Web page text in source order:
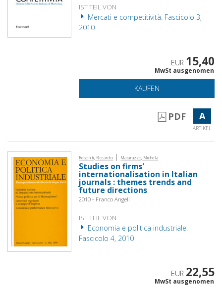
IST TEIL VON
Mercati e competitività. Fascicolo 3,
2010
EUR 15,40
MwSt ausgenomen
KAUFEN
PDF A
ARTIKEL
Resciniti, Riccardo | Matarazzo, Michela
Studies on firms'
internationalisation in Italian
journals : themes trends and
future directions
2010 - Franco Angeli
IST TEIL VON
Economia e politica industriale.
Fascicolo 4, 2010
EUR 22,55
MwSt ausgenomen